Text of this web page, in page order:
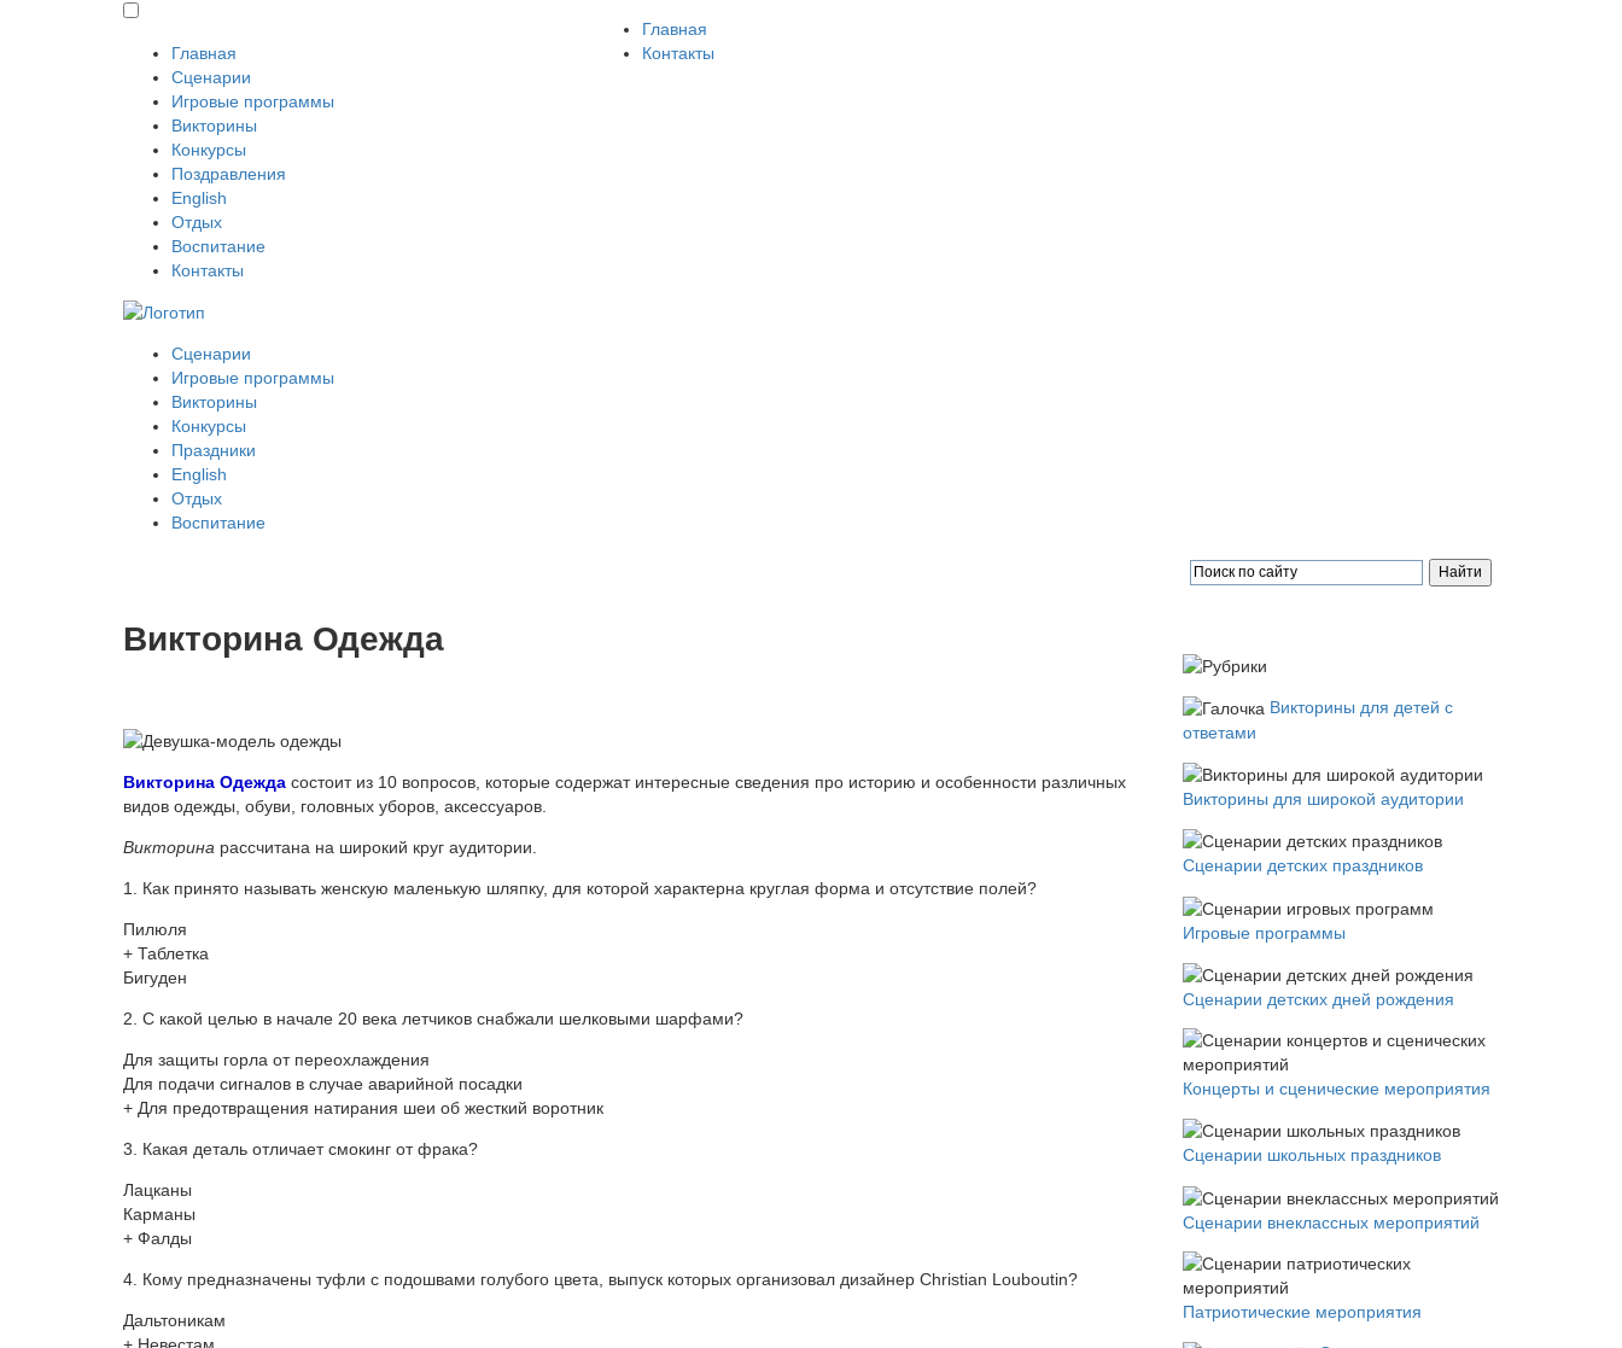
Главная
Сценарии
Игровые программы
Викторины
Конкурсы
Поздравления
English
Отдых
Воспитание
Контакты
Главная
Контакты
Сценарии
Игровые программы
Викторины
Конкурсы
Праздники
English
Отдых
Воспитание
Викторина Одежда
Викторина Одежда состоит из 10 вопросов, которые содержат интересные сведения про историю и особенности различных
видов одежды, обуви, головных уборов, аксессуаров.
Викторина рассчитана на широкий круг аудитории.
1. Как принято называть женскую маленькую шляпку, для которой характерна круглая форма и отсутствие полей?
Пилюля
+ Таблетка
Бигуден
2. С какой целью в начале 20 века летчиков снабжали шелковыми шарфами?
Для защиты горла от переохлаждения
Для подачи сигналов в случае аварийной посадки
+ Для предотвращения натирания шеи об жесткий воротник
3. Какая деталь отличает смокинг от фрака?
Лацканы
Карманы
+ Фалды
4. Кому предназначены туфли с подошвами голубого цвета, выпуск которых организовал дизайнер Christian Louboutin?
Дальтоникам
Викторины для детей с
ответами
Викторины для широкой аудитории
Сценарии детских праздников
Игровые программы
Сценарии детских дней рождения
Концерты и сценические мероприятия
Сценарии школьных праздников
Сценарии внеклассных мероприятий
Патриотические мероприятия